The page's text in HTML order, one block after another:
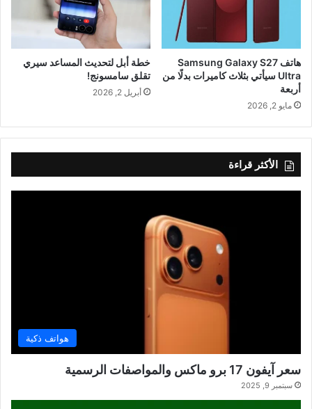
هاتف Samsung Galaxy S27
Ultra سيأتي بثلاث كاميرات بدلًا من
أربعة
مايو 2, 2026
خطة أبل لتحديث المساعد سيري
تقلق سامسونج!
أبريل 2, 2026
الأكثر قراءة
هواتف ذكية
سعر آيفون 17 برو ماكس والمواصفات الرسمية
سبتمبر 9, 2025